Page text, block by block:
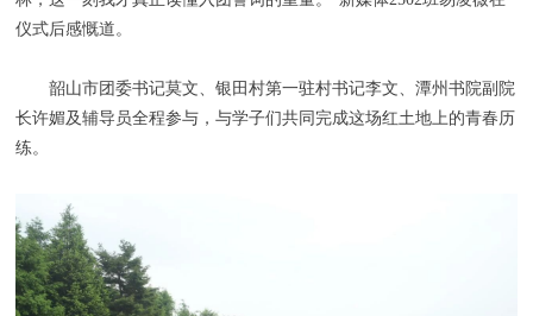
仪式后感慨道。
韶山市团委书记莫文、银田村第一驻村书记李文、潭州书院副院
长许媚及辅导员全程参与，与学子们共同完成这场红土地上的青春历
练。